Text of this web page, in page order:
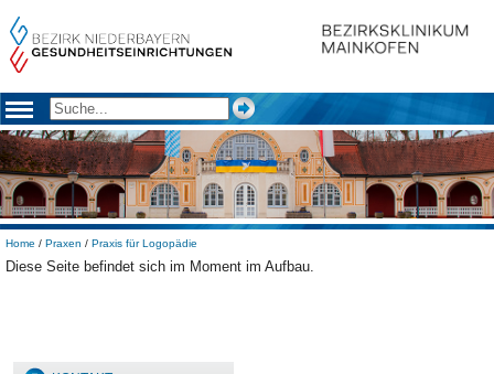
Home / Praxen / Praxis für Logopädie
Diese Seite befindet sich im Moment im Aufbau.